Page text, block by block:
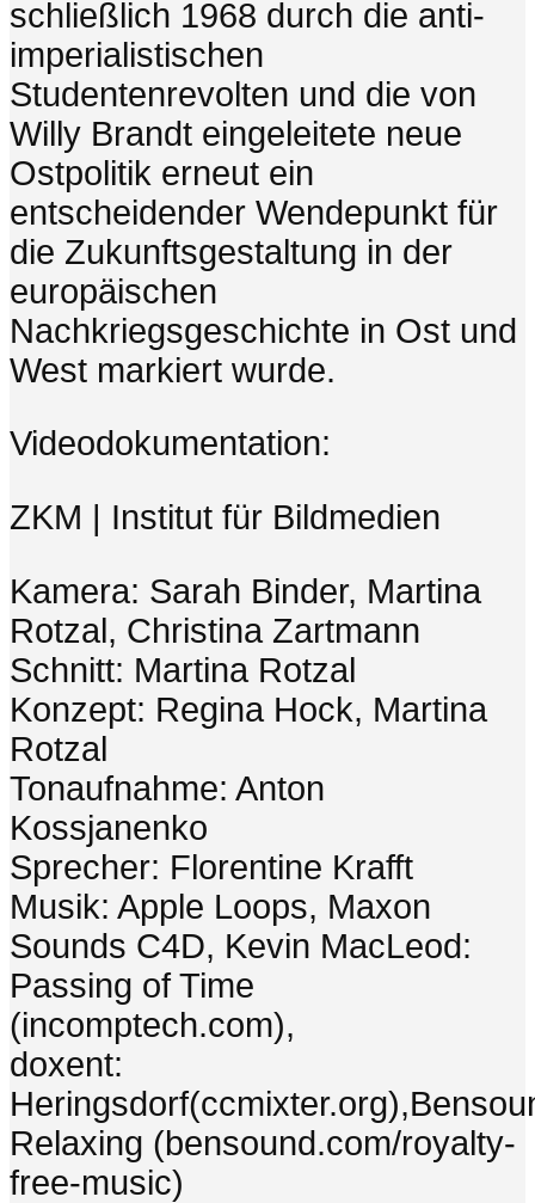
schließlich 1968 durch die anti-
imperialistischen
Studentenrevolten und die von
Willy Brandt eingeleitete neue
Ostpolitik erneut ein
entscheidender Wendepunkt für
die Zukunftsgestaltung in der
europäischen
Nachkriegsgeschichte in Ost und
West markiert wurde.
Videodokumentation:
ZKM | Institut für Bildmedien
Kamera: Sarah Binder, Martina
Rotzal, Christina Zartmann
Schnitt: Martina Rotzal
Konzept: Regina Hock, Martina
Rotzal
Tonaufnahme: Anton
Kossjanenko
Sprecher: Florentine Krafft
Musik: Apple Loops, Maxon
Sounds C4D, Kevin MacLeod:
Passing of Time
(incomptech.com),
doxent:
Relaxing (bensound.com/royalty-
free-music)